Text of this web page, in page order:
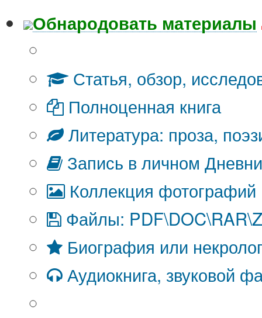
Обнародовать материалы
Статья, обзор,
Полноценная книга
Литература: проза,
Запись в личном
Коллекция фотографий
Файлы:
Биография или
Аудиокнига, звуковой